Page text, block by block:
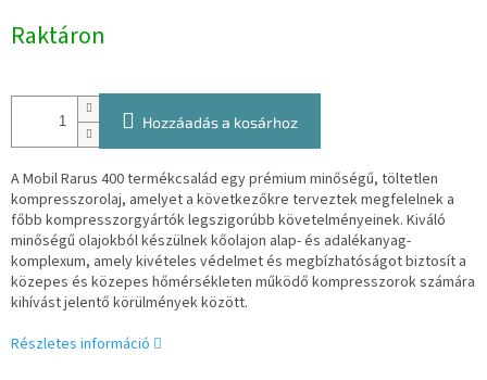
Raktáron
Hozzáadás a kosárhoz
A Mobil Rarus 400 termékcsalád egy prémium minőségű, töltetlen
kompresszorolaj, amelyet a következőkre terveztekmegfelelnek a
főbb kompresszorgyártók legszigorúbb követelményeinek. Kiváló
minőségű olajokból készülnek kőolajon alap- és adalékanyag-
komplexum, amely kivételes védelmet és megbízhatóságot biztosít a
közepes és közepes hőmérsékleten működő kompresszorok számára
kihívást jelentő körülmények között.
Részletes információ